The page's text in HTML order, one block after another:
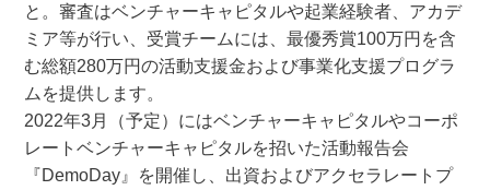
と。審査はベンチャーキャピタルや起業経験者、アカデ
ミア等が行い、受賞チームには、最優秀賞100万円を含
む総額280万円の活動支援金および事業化支援プログラ
ムを提供します。
2022年3月（予定）にはベンチャーキャピタルやコーポ
レートベンチャーキャピタルを招いた活動報告会
『DemoDay』を開催し、出資およびアクセラレートプ